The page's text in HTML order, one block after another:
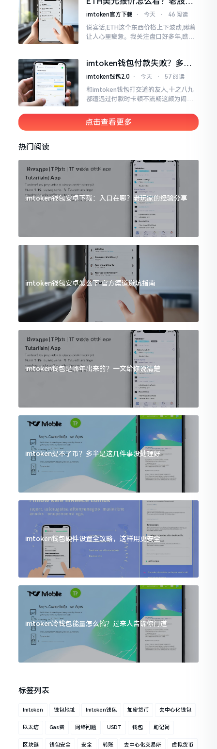
手把手教你盯盘
imtoken官方下载 ⋅ 今天 ⋅ 46 阅读
说实话,ETH这个东西价格上下波动,瞅着
让人心里疲惫。我关注盘口好多年,瞧见
判断。
imtoken钱包付款失败？多半
是这几个原因闹的
imtoken钱包2.0 ⋅ 今天 ⋅ 57 阅读
和imtoken钱包打交道的友人,十之八九
都遭遇过付款时卡顿不流畅这颇为闹心
直接弹出红色字体显示报错,情形令人焦
急得连连跺脚。实际上讲
点击查看更多
热门阅读
imtoken钱包安卓下载：入口在哪？老玩家的经验分享
imtoken钱包安卓怎么下 官方渠道避坑指南
imtoken钱包是哪年出来的？一文给你说清楚
imtoken提不了币？多半是这几件事没处理好
imtoken钱包硬件设置全攻略，这样用更安全
imtoken冷钱包能量怎么搞？过来人告诉你门道
标签列表
Imtoken 钱包地址 Imtoken钱包 加密货币 去中心化钱包
以太坊 Gas费 网络问题 USDT 钱包 助记词
区块链 钱包安全 安全 转账 去中心化交易所 虚拟货币